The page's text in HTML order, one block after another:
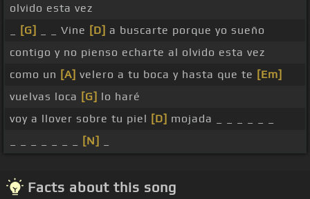
olvido esta vez
[G] _ _ Vine [D] a buscarte porque yo sueño
contigo y no pienso echarte al olvido esta vez
como un [A] velero a tu boca y hasta que te [Em]
vuelvas loca [G] lo haré
voy a llover sobre tu piel [D] mojada _ _ _ _ _ _
[N]
Facts about this song